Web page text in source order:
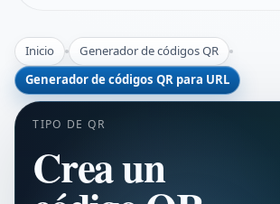
Inicio
Generador de códigos QR
Generador de códigos QR para URL
TIPO DE QR
Crea un